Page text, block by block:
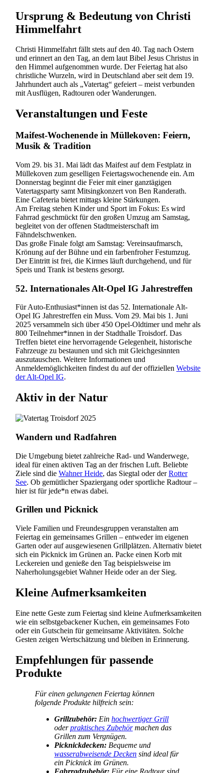
Ursprung & Bedeutung von Christi
Himmelfahrt
Christi Himmelfahrt fällt stets auf den 40. Tag nach Ostern
und erinnert an den Tag, an dem laut Bibel Jesus Christus in
den Himmel aufgenommen wurde. Der Feiertag hat also
christliche Wurzeln, wird in Deutschland aber seit dem 19.
Jahrhundert auch als „Vatertag“ gefeiert – meist verbunden
mit Ausflügen, Radtouren oder Wanderungen.
Veranstaltungen und Feste
Maifest-Wochenende in Müllekoven: Feiern,
Musik & Tradition
Vom 29. bis 31. Mai lädt das Maifest auf dem Festplatz in
Müllekoven zum geselligen Feiertagswochenende ein. Am
Donnerstag beginnt die Feier mit einer ganztägigen
Vatertagsparty samt Mitsingkonzert von Ben Randerath.
Eine Cafeteria bietet mittags kleine Stärkungen.
Am Freitag stehen Kinder und Sport im Fokus: Es wird
Fahrrad geschmückt für den großen Umzug am Samstag,
begleitet von der offenen Stadtmeisterschaft im
Fähndelschwenken.
Das große Finale folgt am Samstag: Vereinsaufmarsch,
Krönung auf der Bühne und ein farbenfroher Festumzug.
Der Eintritt ist frei, die Kirmes läuft durchgehend, und für
Speis und Trank ist bestens gesorgt.
52. Internationales Alt-Opel IG Jahrestreffen
Für Auto-Enthusiast*innen ist das 52. Internationale Alt-
Opel IG Jahrestreffen ein Muss. Vom 29. Mai bis 1. Juni
2025 versammeln sich über 450 Opel-Oldtimer und mehr als
800 Teilnehmer*innen in der Stadthalle Troisdorf. Das
Treffen bietet eine hervorragende Gelegenheit, historische
Fahrzeuge zu bestaunen und sich mit Gleichgesinnten
auszutauschen. Weitere Informationen und
Anmeldemöglichkeiten findest du auf der offiziellen Website
der Alt-Opel IG.
Aktiv in der Natur
Wandern und Radfahren
Die Umgebung bietet zahlreiche Rad- und Wanderwege,
ideal für einen aktiven Tag an der frischen Luft. Beliebte
Ziele sind die Wahner Heide, das Siegtal oder derRotter
See. Ob gemütlicher Spaziergang oder sportliche Radtour –
hier ist für jede*n etwas dabei.
Grillen und Picknick
Viele Familien und Freundesgruppen veranstalten am
Feiertag ein gemeinsames Grillen – entweder im eigenen
Garten oder auf ausgewiesenen Grillplätzen. Alternativ bietet
sich ein Picknick im Grünen an. Packe einen Korb mit
Leckereien und genieße den Tag beispielsweise im
Naherholungsgebiet Wahner Heide oder an der Sieg.
Kleine Aufmerksamkeiten
Eine nette Geste zum Feiertag sind kleine Aufmerksamkeiten
wie ein selbstgebackener Kuchen, ein gemeinsames Foto
oder ein Gutschein für gemeinsame Aktivitäten. Solche
Gesten zeigen Wertschätzung und bleiben in Erinnerung.
Empfehlungen für passende
Produkte
Für einen gelungenen Feiertag können
folgende Produkte hilfreich sein:
Grillzubehör: Ein hochwertiger Grill
oderpraktisches Zubehörmachen das
Grillen zum Vergnügen.
Picknickdecken: Bequeme und
wasserabweisende Decken sind ideal für
ein Picknick im Grünen.
Fahrradzubehör: Für eine Radtour sind